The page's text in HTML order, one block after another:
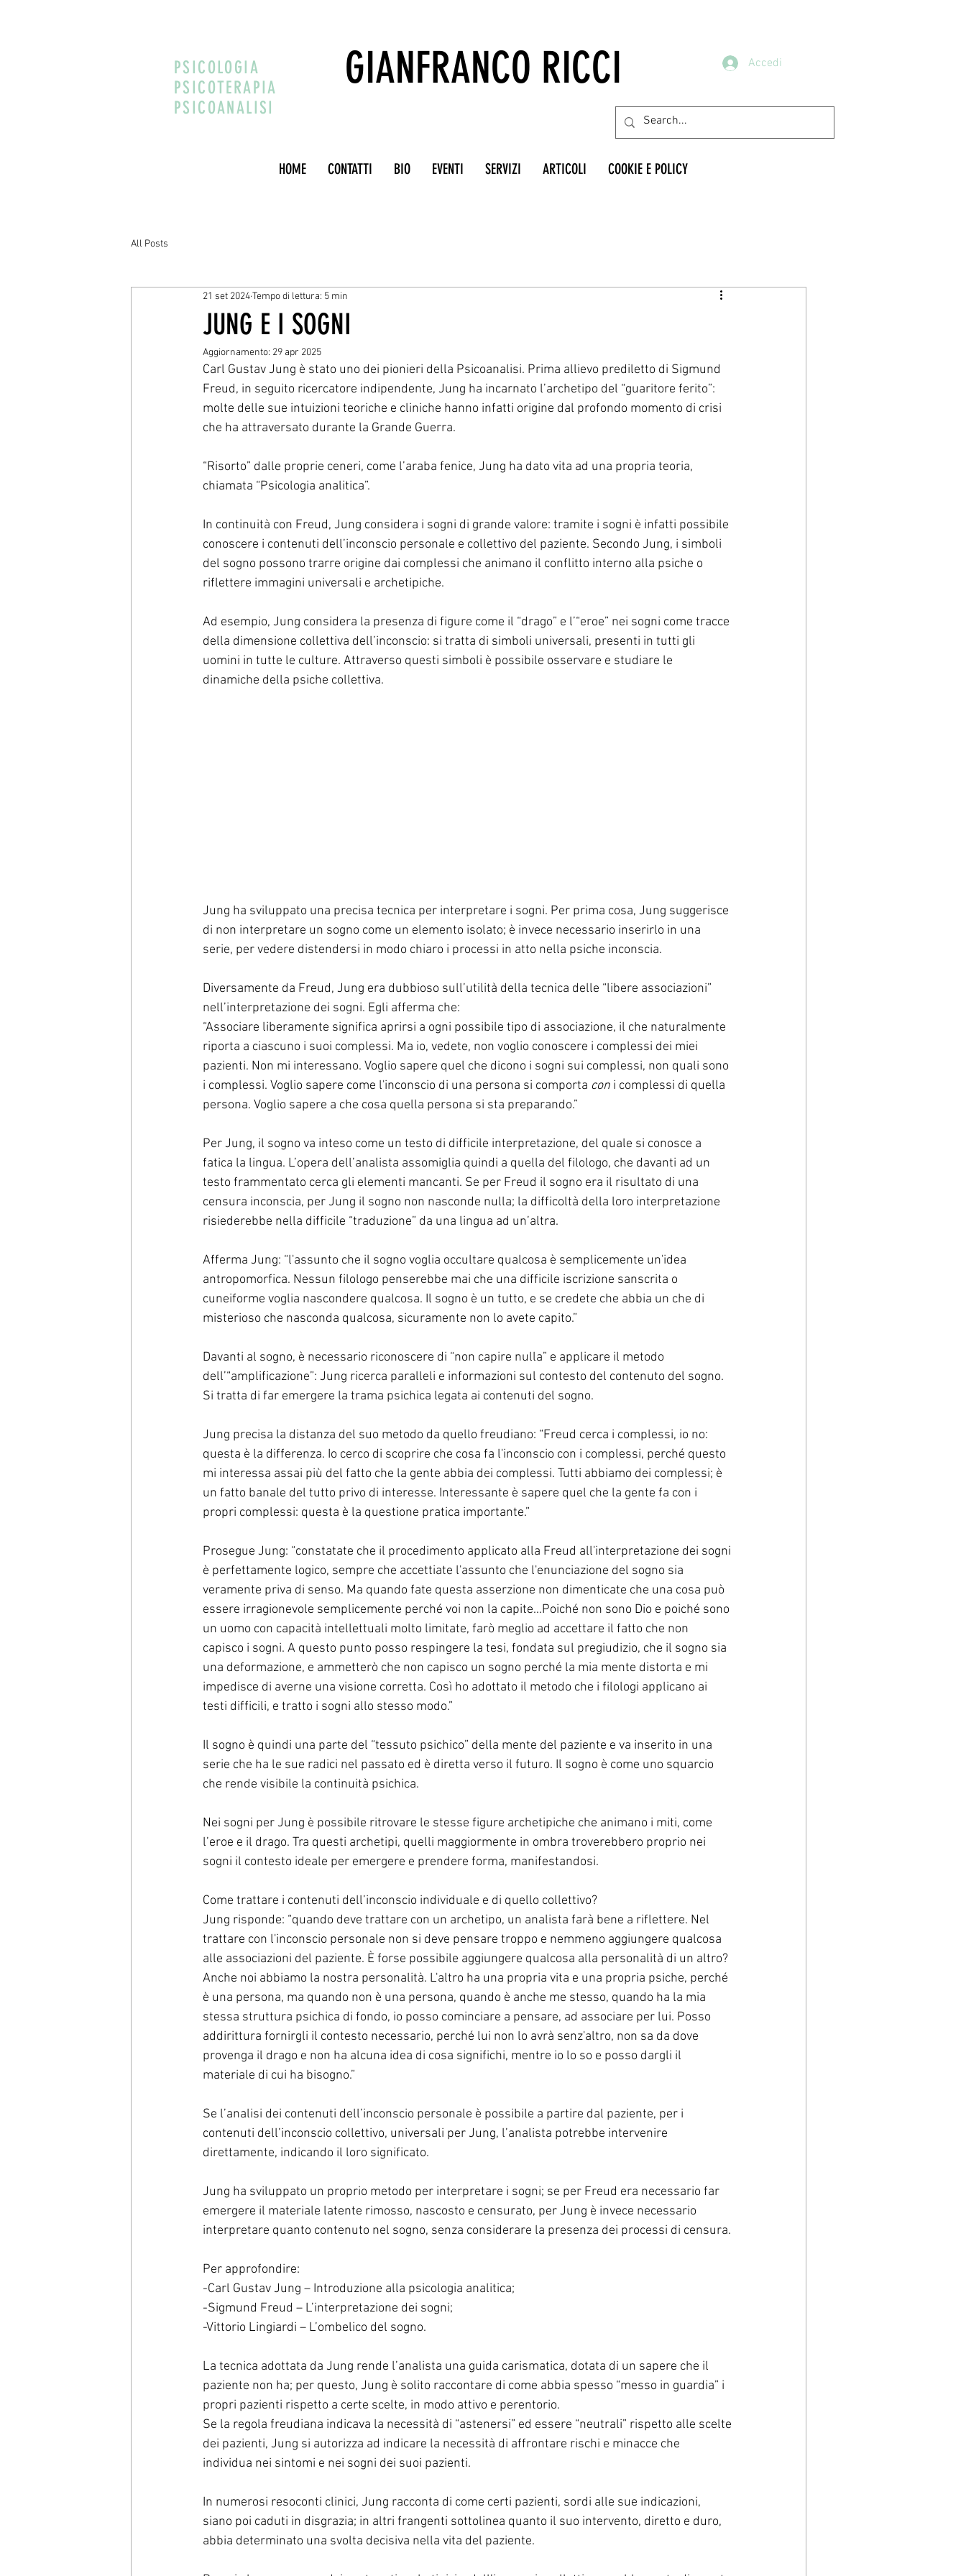
PSICOLOGIA
PSICOTERAPIA
PSICOANALISI
GIANFRANCO RICCI Accedi
HOME CONTATTI BIO EVENTI SERVIZI ARTICOLI COOKIE E POLICY
All Posts
JUNG E I SOGNI
21 set 2024Tempo di lettura: 5 min
Aggiornamento: 29 apr 2025
Carl Gustav Jung è stato uno dei pionieri della Psicoanalisi. Prima allievo prediletto di Sigmund
Freud, in seguito ricercatore indipendente, Jung ha incarnato l’archetipo del “guaritore ferito”:
molte delle sue intuizioni teoriche e cliniche hanno infatti origine dal profondo momento di crisi
che ha attraversato durante la Grande Guerra.
“Risorto” dalle proprie ceneri, come l’araba fenice, Jung ha dato vita ad una propria teoria,
chiamata “Psicologia analitica”.
In continuità con Freud, Jung considera i sogni di grande valore: tramite i sogni è infatti possibile
conoscere i contenuti dell’inconscio personale e collettivo del paziente. Secondo Jung, i simboli
del sogno possono trarre origine dai complessi che animano il conflitto interno alla psiche o
riflettere immagini universali e archetipiche.
Ad esempio, Jung considera la presenza di figure come il “drago” e l’“eroe” nei sogni come tracce
della dimensione collettiva dell’inconscio: si tratta di simboli universali, presenti in tutti gli
uomini in tutte le culture. Attraverso questi simboli è possibile osservare e studiare le
dinamiche della psiche collettiva.
Jung ha sviluppato una precisa tecnica per interpretare i sogni. Per prima cosa, Jung suggerisce
di non interpretare un sogno come un elemento isolato; è invece necessario inserirlo in una
serie, per vedere distendersi in modo chiaro i processi in atto nella psiche inconscia.
Diversamente da Freud, Jung era dubbioso sull’utilità della tecnica delle “libere associazioni”
nell’interpretazione dei sogni. Egli afferma che:
“Associare liberamente significa aprirsi a ogni possibile tipo di associazione, il che naturalmente
riporta a ciascuno i suoi complessi. Ma io, vedete, non voglio conoscere i complessi dei miei
pazienti. Non mi interessano. Voglio sapere quel che dicono i sogni sui complessi, non quali sono
i complessi. Voglio sapere come l'inconscio di una persona si comporta con i complessi di quella
persona. Voglio sapere a che cosa quella persona si sta preparando.”
Per Jung, il sogno va inteso come un testo di difficile interpretazione, del quale si conosce a
fatica la lingua. L’opera dell’analista assomiglia quindi a quella del filologo, che davanti ad un
testo frammentato cerca gli elementi mancanti. Se per Freud il sogno era il risultato di una
censura inconscia, per Jung il sogno non nasconde nulla; la difficoltà della loro interpretazione
risiederebbe nella difficile “traduzione” da una lingua ad un’altra.
Afferma Jung: “l'assunto che il sogno voglia occultare qualcosa è semplicemente un'idea
antropomorfica. Nessun filologo penserebbe mai che una difficile iscrizione sanscrita o
cuneiforme voglia nascondere qualcosa. Il sogno è un tutto, e se credete che abbia un che di
misterioso che nasconda qualcosa, sicuramente non lo avete capito.”
Davanti al sogno, è necessario riconoscere di “non capire nulla” e applicare il metodo
dell’“amplificazione”: Jung ricerca paralleli e informazioni sul contesto del contenuto del sogno.
Si tratta di far emergere la trama psichica legata ai contenuti del sogno.
Jung precisa la distanza del suo metodo da quello freudiano: “Freud cerca i complessi, io no:
questa è la differenza. Io cerco di scoprire che cosa fa l'inconscio con i complessi, perché questo
mi interessa assai più del fatto che la gente abbia dei complessi. Tutti abbiamo dei complessi; è
un fatto banale del tutto privo di interesse. Interessante è sapere quel che la gente fa con i
propri complessi: questa è la questione pratica importante.”
Prosegue Jung: “constatate che il procedimento applicato alla Freud all'interpretazione dei sogni
è perfettamente logico, sempre che accettiate l'assunto che l'enunciazione del sogno sia
veramente priva di senso. Ma quando fate questa asserzione non dimenticate che una cosa può
essere irragionevole semplicemente perché voi non la capite...Poiché non sono Dio e poiché sono
un uomo con capacità intellettuali molto limitate, farò meglio ad accettare il fatto che non
capisco i sogni. A questo punto posso respingere la tesi, fondata sul pregiudizio, che il sogno sia
una deformazione, e ammetterò che non capisco un sogno perché la mia mente distorta e mi
impedisce di averne una visione corretta. Così ho adottato il metodo che i filologi applicano ai
testi difficili, e tratto i sogni allo stesso modo.”
Il sogno è quindi una parte del “tessuto psichico” della mente del paziente e va inserito in una
serie che ha le sue radici nel passato ed è diretta verso il futuro. Il sogno è come uno squarcio
che rende visibile la continuità psichica.
Nei sogni per Jung è possibile ritrovare le stesse figure archetipiche che animano i miti, come
l’eroe e il drago. Tra questi archetipi, quelli maggiormente in ombra troverebbero proprio nei
sogni il contesto ideale per emergere e prendere forma, manifestandosi.
Come trattare i contenuti dell’inconscio individuale e di quello collettivo?
Jung risponde: “quando deve trattare con un archetipo, un analista farà bene a riflettere. Nel
trattare con l'inconscio personale non si deve pensare troppo e nemmeno aggiungere qualcosa
alle associazioni del paziente. È forse possibile aggiungere qualcosa alla personalità di un altro?
Anche noi abbiamo la nostra personalità. L'altro ha una propria vita e una propria psiche, perché
è una persona, ma quando non è una persona, quando è anche me stesso, quando ha la mia
stessa struttura psichica di fondo, io posso cominciare a pensare, ad associare per lui. Posso
addirittura fornirgli il contesto necessario, perché lui non lo avrà senz'altro, non sa da dove
provenga il drago e non ha alcuna idea di cosa significhi, mentre io lo so e posso dargli il
materiale di cui ha bisogno.”
Se l’analisi dei contenuti dell’inconscio personale è possibile a partire dal paziente, per i
contenuti dell’inconscio collettivo, universali per Jung, l’analista potrebbe intervenire
direttamente, indicando il loro significato.
Jung ha sviluppato un proprio metodo per interpretare i sogni; se per Freud era necessario far
emergere il materiale latente rimosso, nascosto e censurato, per Jung è invece necessario
interpretare quanto contenuto nel sogno, senza considerare la presenza dei processi di censura.
Per approfondire:
-Carl Gustav Jung – Introduzione alla psicologia analitica;
-Sigmund Freud – L’interpretazione dei sogni;
-Vittorio Lingiardi – L’ombelico del sogno.
La tecnica adottata da Jung rende l’analista una guida carismatica, dotata di un sapere che il
paziente non ha; per questo, Jung è solito raccontare di come abbia spesso “messo in guardia” i
propri pazienti rispetto a certe scelte, in modo attivo e perentorio.
Se la regola freudiana indicava la necessità di “astenersi” ed essere “neutrali” rispetto alle scelte
dei pazienti, Jung si autorizza ad indicare la necessità di affrontare rischi e minacce che
individua nei sintomi e nei sogni dei suoi pazienti.
In numerosi resoconti clinici, Jung racconta di come certi pazienti, sordi alle sue indicazioni,
siano poi caduti in disgrazia; in altri frangenti sottolinea quanto il suo intervento, diretto e duro,
abbia determinato una svolta decisiva nella vita del paziente.